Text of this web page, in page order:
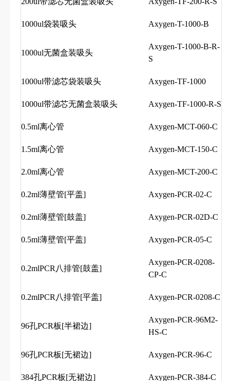
1000ul袋装吸头 Axygen-T-1000-B
1000ul无菌盒装吸头
Axygen-T-1000-B-R-
S
1000ul带滤芯袋装吸头 Axygen-TF-1000
1000ul带滤芯无菌盒装吸头 Axygen-TF-1000-R-S
0.5ml离心管 Axygen-MCT-060-C
1.5ml离心管 Axygen-MCT-150-C
2.0ml离心管 Axygen-MCT-200-C
0.2ml薄壁管[平盖] Axygen-PCR-02-C
0.2ml薄壁管[鼓盖] Axygen-PCR-02D-C
0.5ml薄壁管[平盖] Axygen-PCR-05-C
0.2mlPCR八排管[鼓盖]
Axygen-PCR-0208-
CP-C
0.2mlPCR八排管[平盖] Axygen-PCR-0208-C
96孔PCR板[半裙边]
Axygen-PCR-96M2-
HS-C
96孔PCR板[无裙边] Axygen-PCR-96-C
384孔PCR板[无裙边] Axygen-PCR-384-C